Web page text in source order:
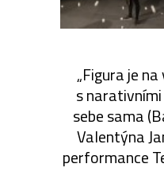
„Figura je
s
sebe sama
Valentýna
performance